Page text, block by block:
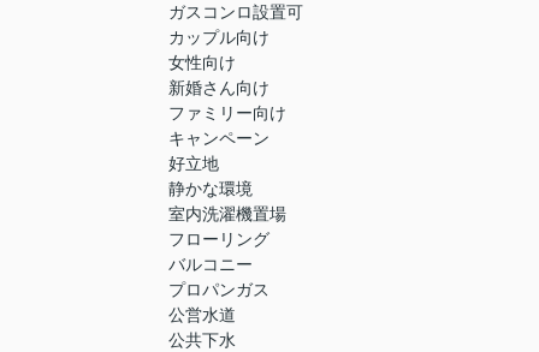
ガスコンロ設置可
カップル向け
女性向け
新婚さん向け
ファミリー向け
キャンペーン
好立地
静かな環境
室内洗濯機置場
フローリング
バルコニー
プロパンガス
公営水道
公共下水